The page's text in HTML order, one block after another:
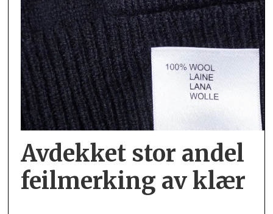
Avdekket stor andel
feil­merking av klær